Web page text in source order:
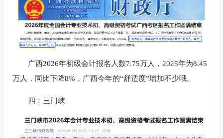
广西2026年初级会计报名人数7.75万人，2025年为8.45
万人，同比下降8%，广西今年的“舒适度”增加不少哦。
四：三门峡